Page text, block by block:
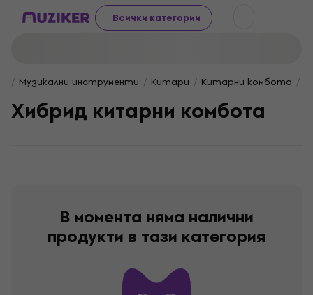
Всички категории
Музикални инструменти Китари Китарни комбота
Хибрид китарни комбота
В момента няма налични
продукти в тази категория